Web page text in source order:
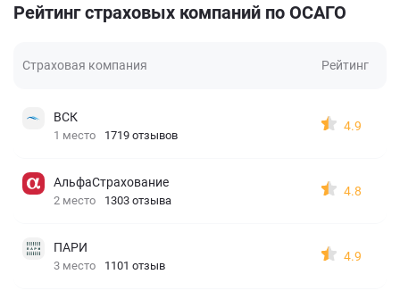
Рейтинг страховых компаний по ОСАГО
Страховая компания Рейтинг
ВСК
1 место 1719 отзывов
4.9
АльфаСтрахование
2 место 1303 отзыва
4.8
ПАРИ
3 место 1101 отзыв
4.9